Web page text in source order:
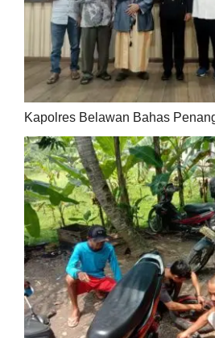
Kapolres Belawan Bahas